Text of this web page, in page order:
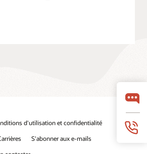
d'utilisation et confidentialité
S'abonner aux e-mails